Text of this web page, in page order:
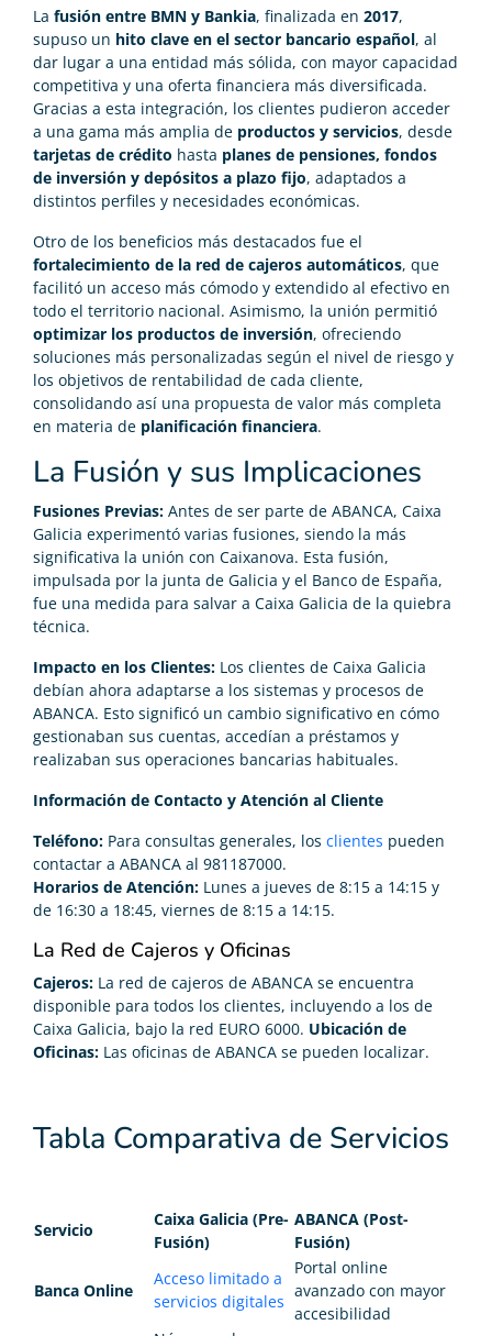
La fusión entre BMN y Bankia, finalizada en 2017,
supuso un hito clave en el sector bancario español, al
dar lugar a una entidad más sólida, con mayor capacidad
competitiva y una oferta financiera más diversificada.
Gracias a esta integración, los clientes pudieron acceder
a una gama más amplia de productos y servicios, desde
tarjetas de crédito hasta planes de pensiones, fondos
de inversión y depósitos a plazo fijo, adaptados a
distintos perfiles y necesidades económicas.
Otro de los beneficios más destacados fue el
fortalecimiento de la red de cajeros automáticos, que
facilitó un acceso más cómodo y extendido al efectivo en
todo el territorio nacional. Asimismo, la unión permitió
optimizar los productos de inversión, ofreciendo
soluciones más personalizadas según el nivel de riesgo y
los objetivos de rentabilidad de cada cliente,
consolidando así una propuesta de valor más completa
en materia de planificación financiera.
La Fusión y sus Implicaciones
Fusiones Previas: Antes de ser parte de ABANCA, Caixa
Galicia experimentó varias fusiones, siendo la más
significativa la unión con Caixanova. Esta fusión,
impulsada por la junta de Galicia y el Banco de España,
fue una medida para salvar a Caixa Galicia de la quiebra
técnica.
Impacto en los Clientes: Los clientes de Caixa Galicia
debían ahora adaptarse a los sistemas y procesos de
ABANCA. Esto significó un cambio significativo en cómo
gestionaban sus cuentas, accedían a préstamos y
realizaban sus operaciones bancarias habituales.
Información de Contacto y Atención al Cliente
Teléfono: Para consultas generales, los clientes pueden
contactar a ABANCA al 981187000.
Horarios de Atención: Lunes a jueves de 8:15 a 14:15 y
de 16:30 a 18:45, viernes de 8:15 a 14:15.
La Red de Cajeros y Oficinas
Cajeros: La red de cajeros de ABANCA se encuentra
disponible para todos los clientes, incluyendo a los de
Caixa Galicia, bajo la red EURO 6000. Ubicación de
Oficinas: Las oficinas de ABANCA se pueden localizar.
Tabla Comparativa de Servicios
Servicio
Caixa Galicia (Pre-
Fusión)
ABANCA (Post-
Fusión)
Banca Online
Acceso limitado a
servicios digitales
Portal online
avanzado con mayor
accesibilidad